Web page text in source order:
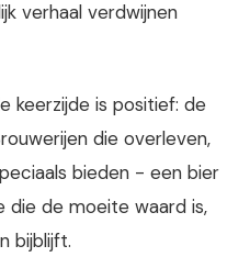
verhaal verdwijnen
keerzijde is positief: de
die overleven,
bieden - een bier
de moeite waard is,
bijblijft.